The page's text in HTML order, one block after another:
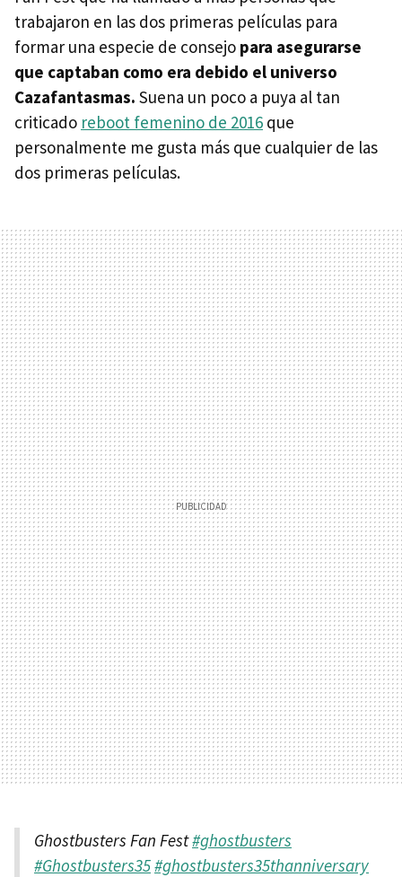
trabajaron en las dos primeras películas para
formar una especie de consejo para asegurarse
que captaban como era debido el universo
Cazafantasmas. Suena un poco a puya al tan
criticado reboot femenino de 2016 que
personalmente me gusta más que cualquier de las
dos primeras películas.
Ghostbusters Fan Fest#ghostbusters
#Ghostbusters35#ghostbusters35thanniversary